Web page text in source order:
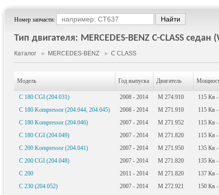
Номер запчасти:
Тип двигателя: MERCEDES-BENZ C-CLASS седан
Каталог ► MERCEDES-BENZ ► C CLASS
Модель Год выпуска Двигатель
C 180 CGI (204.031) 2008 - 2014 M 274.910 115 Кв
C 180 Kompressor (204.044, 204.045)
2008 - 2014 M 271.910 115 Кв
C 180 Kompressor (204.046)
2007 - 2014 M 271.952 115 Кв
C 180 CGI (204.049)
2007 - 2014 M 271.820 115 Кв
C 200 Kompressor (204.041)
2007 - 2014 M 271.950 135 Кв
C 200 CGI (204.048)
2007 - 2014 M 271.820 135 Кв
C 200
2011 - 2014 M 271.820 137 Кв
C 230 (204.052)
2007 - 2014 M 272.921 150 Кв